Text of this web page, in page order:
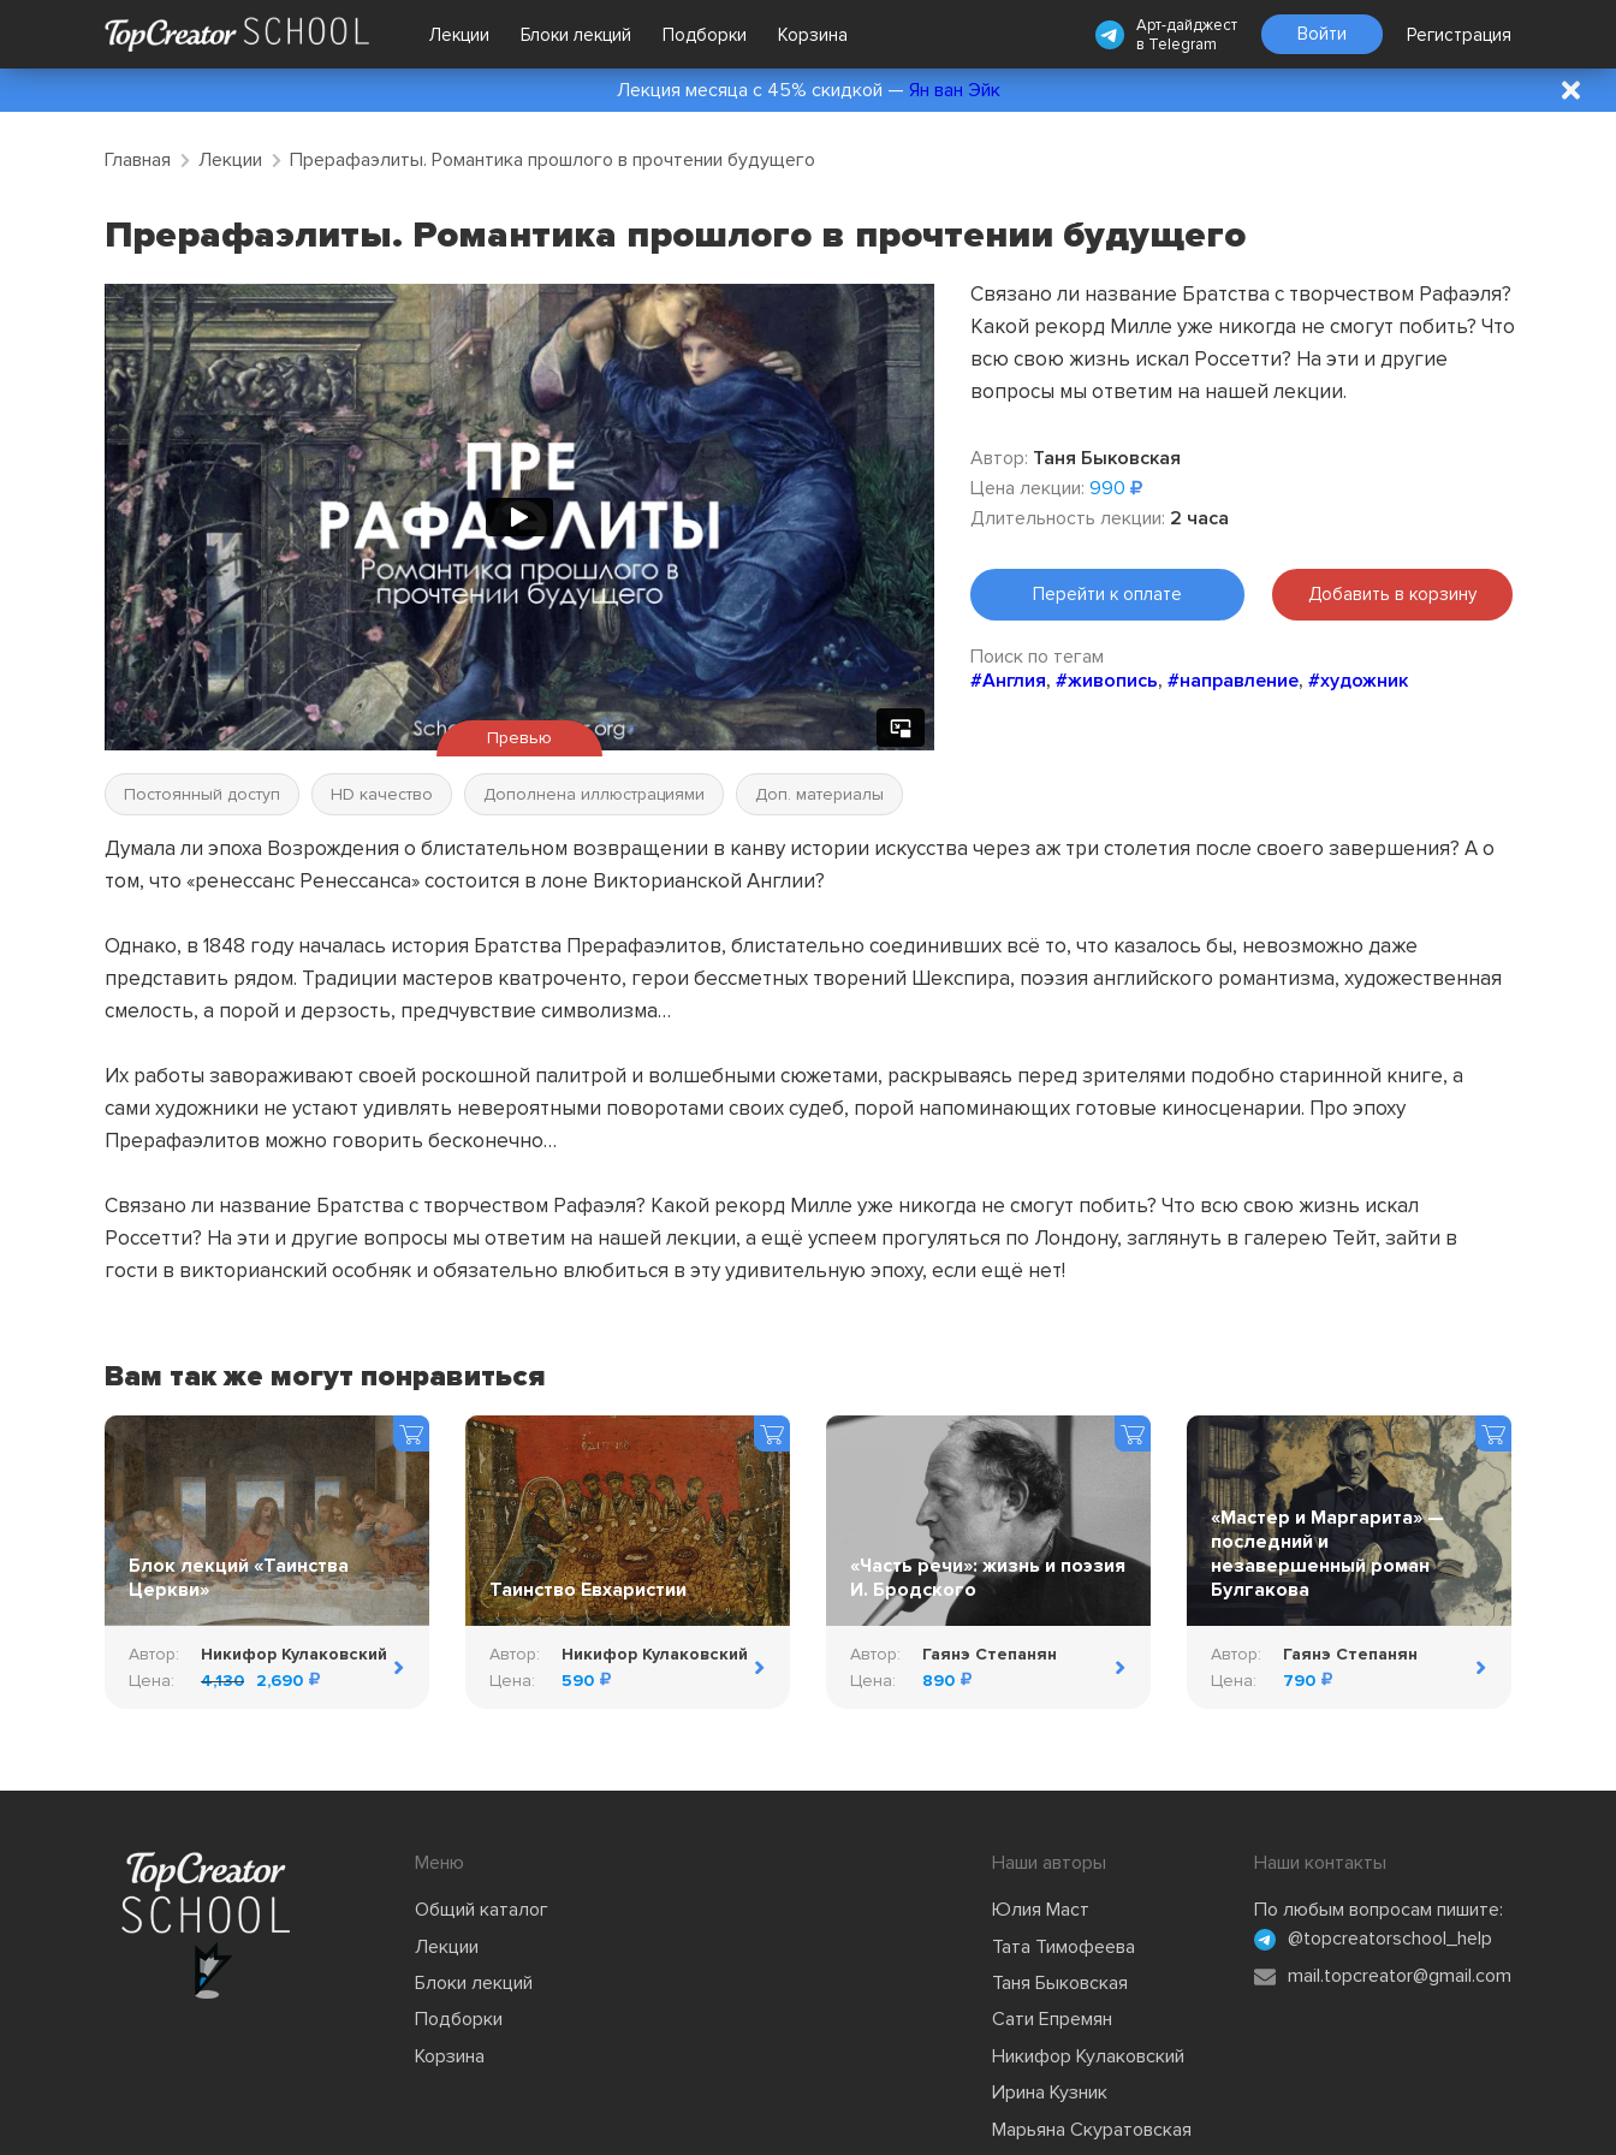
Лекции Блоки лекций Подборки Корзина
Арт-дайджест
в Telegram Войти Регистрация
Лекция месяца с 45% скидкой — Ян ван Эйк
Главная Лекции Прерафаэлиты. Романтика прошлого в прочтении будущего
Прерафаэлиты. Романтика прошлого в прочтении будущего
Превью
Постоянный доступ HD качество Дополнена иллюстрациями Доп. материалы
Связано ли название Братства с творчеством Рафаэля?
Какой рекорд Милле уже никогда не смогут побить? Что
всю свою жизнь искал Россетти? На эти и другие
вопросы мы ответим на нашей лекции.
Автор: Таня Быковская
Цена лекции: 990
Длительность лекции: 2 часа
Перейти к оплате Добавить в корзину
Поиск по тегам
#Англия,#живопись,#направление,#художник
Думала ли эпоха Возрождения о блистательном возвращении в канву истории искусства через аж три столетия после своего завершения? А о
том, что «ренессанс Ренессанса» состоится в лоне Викторианской Англии?
Однако, в 1848 году началась история Братства Прерафаэлитов, блистательно соединивших всё то, что казалось бы, невозможно даже
представить рядом. Традиции мастеров кватроченто, герои бессметных творений Шекспира, поэзия английского романтизма, художественная
смелость, а порой и дерзость, предчувствие символизма…
Их работы завораживают своей роскошной палитрой и волшебными сюжетами, раскрываясь перед зрителями подобно старинной книге, а
сами художники не устают удивлять невероятными поворотами своих судеб, порой напоминающих готовые киносценарии. Про эпоху
Прерафаэлитов можно говорить бесконечно…
Связано ли название Братства с творчеством Рафаэля? Какой рекорд Милле уже никогда не смогут побить? Что всю свою жизнь искал
Россетти? На эти и другие вопросы мы ответим на нашей лекции, а ещё успеем прогуляться по Лондону, заглянуть в галерею Тейт, зайти в
гости в викторианский особняк и обязательно влюбиться в эту удивительную эпоху, если ещё нет!
Вам так же могут понравиться
Блок лекций «Таинства
Церкви»
Автор:
Никифор Кулаковский
Цена:
4,130 2,690
Таинство Евхаристии
Автор:
Никифор Кулаковский
Цена:
590
«Часть речи»: жизнь и поэзия
И. Бродского
Автор:
Гаянэ Степанян
Цена:
890
«Мастер и Маргарита» —
последний и
незавершенный роман
Булгакова
Автор:
Гаянэ Степанян
Цена:
790
Меню
Общий каталог
Лекции
Блоки лекций
Подборки
Корзина
Наши авторы
Юлия Маст
Тата Тимофеева
Таня Быковская
Сати Епремян
Никифор Кулаковский
Ирина Кузник
Марьяна Скуратовская
Наши контакты
По любым вопросам пишите:
@topcreatorschool_help
mail.topcreator@gmail.com